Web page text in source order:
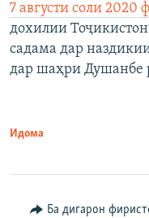
7 августи соли 2020
дохилии
садама дар
дар шаҳри Душанбе
Идома
Ба дигарон